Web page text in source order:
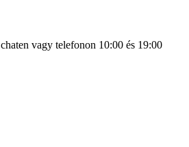
chaten vagy telefonon 10:00 és 19:00